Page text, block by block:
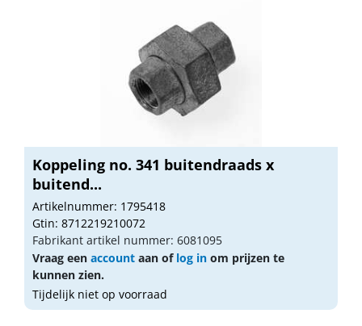
Koppeling no. 341 buitendraads x
buitend...
Artikelnummer: 1795418
Gtin: 8712219210072
Fabrikant artikel nummer: 6081095
Vraag een account aan of log in om prijzen te
kunnen zien.
Tijdelijk niet op voorraad